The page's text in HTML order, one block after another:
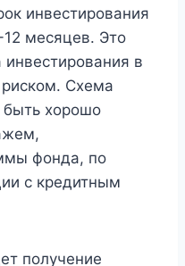
инвестирования
12 месяцев. Это
в
Схема
быть хорошо
фонда, по
с кредитным
получение